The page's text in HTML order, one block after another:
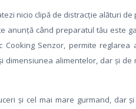
nicio clipă de distracție alături de
anunță când preparatul tău este
Senzor, permite reglarea
alimentelor, dar și de
și cel mai mare gurmand, dar